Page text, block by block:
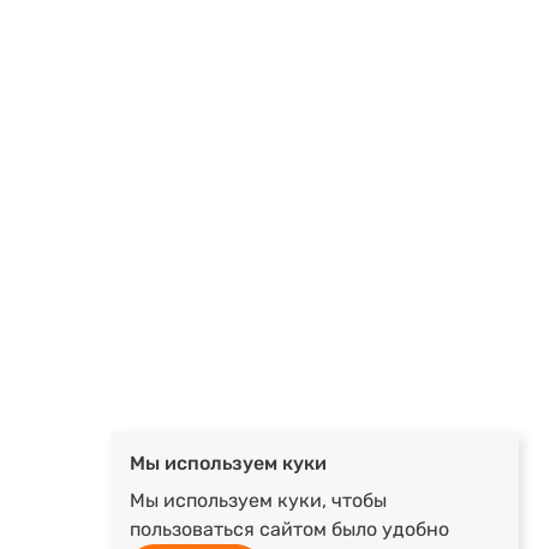
Мы используем куки
Мы используем куки, чтобы
пользоваться сайтом было удобно